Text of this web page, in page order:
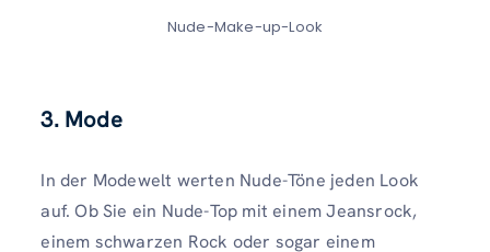
Nude-Make-up-Look
3. Mode
In der Modewelt werten Nude-Töne jeden Look
auf. Ob Sie ein Nude-Top mit einem Jeansrock,
einem schwarzen Rock oder sogar einem